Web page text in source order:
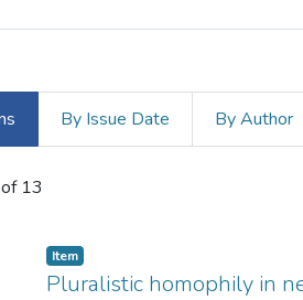
By Issue Date By Author
13
Item
Pluralistic homophily in